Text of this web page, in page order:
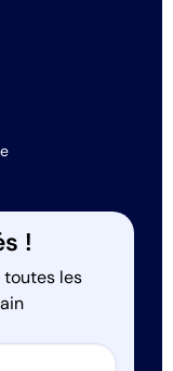
!
toutes les